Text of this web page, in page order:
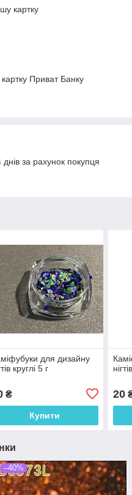
картку
картку Приват Банку
за рахунок покупця
для дизайну
круглі 5 г
₴
Купити
20
–40%